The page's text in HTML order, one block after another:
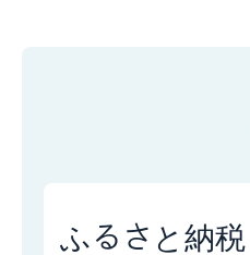
ふるさと納税